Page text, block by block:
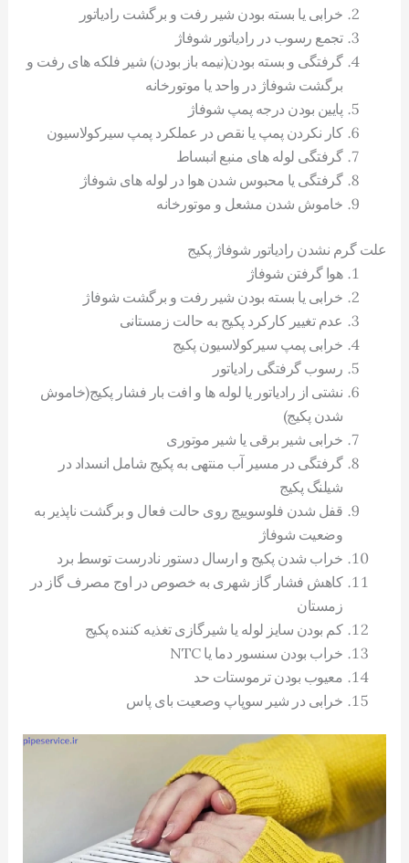
خرابی یا بسته بودن شیر رفت و برگشت رادیاتور
تجمع رسوب در رادیاتور شوفاژ
گرفتگی و بسته بودن(نیمه باز بودن) شیر فلکه های رفت و
برگشت شوفاژ در واحد یا موتورخانه
پایین بودن درجه پمپ شوفاژ
کار نکردن پمپ یا نقص در عملکرد پمپ سیرکولاسیون
گرفتگی لوله های منبع انبساط
گرفتگی یا محبوس شدن هوا در لوله های شوفاژ
خاموش شدن مشعل و موتورخانه
علت گرم نشدن رادیاتور شوفاژ پکیج
هوا گرفتن شوفاژ
خرابی یا بسته بودن شیر رفت و برگشت شوفاژ
عدم تغییر کارکرد پکیج به حالت زمستانی
خرابی پمپ سیرکولاسیون پکیج
رسوب گرفتگی رادیاتور
نشتی از رادیاتور یا لوله ها و افت بار فشار پکیج(خاموش
شدن پکیج)
خرابی شیر برقی یا شیر موتوری
گرفتگی در مسیر آب منتهی به پکیج شامل انسداد در
شیلنگ پکیج
قفل شدن فلوسوییچ روی حالت فعال و برگشت ناپذیر به
وضعیت شوفاژ
خراب شدن پکیج و ارسال دستور نادرست توسط برد
کاهش فشار گاز شهری به خصوص در اوج مصرف گاز در
زمستان
کم بودن سایز لوله یا شیرگازی تغذیه کننده پکیج
خراب بودن سنسور دما یا NTC
معیوب بودن ترموستات حد
خرابی در شیر سوپاپ وصعیت بای پاس